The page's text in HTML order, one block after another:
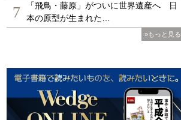
7
「飛鳥・藤原」がついに世界遺産へ 日
本の原型が生まれた…
»もっと見る